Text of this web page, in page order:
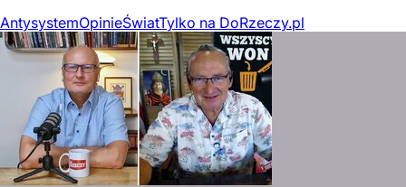
AntysystemOpinieŚwiatTylko na DoRzeczy.pl